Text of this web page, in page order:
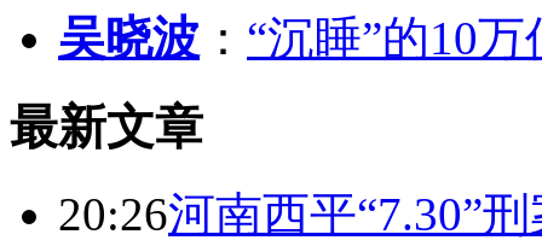
吴晓波 ： “沉睡”的10
最新文章
20:26河南西平“7.30”